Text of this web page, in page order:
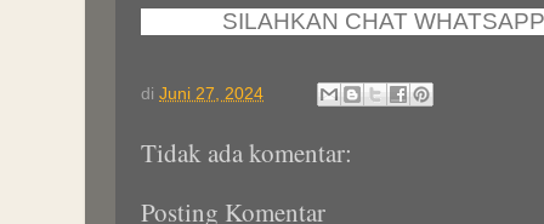
SILAHKAN CHAT
di Juni 27, 2024
Tidak ada komentar:
Posting Komentar